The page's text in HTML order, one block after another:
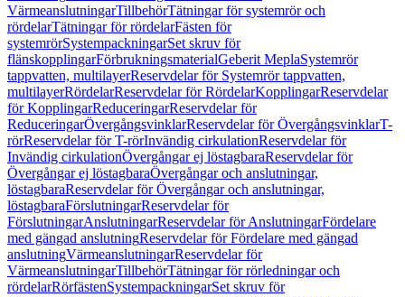
VärmeanslutningarTillbehörTätningar för systemrör och
rördelarTätningar för rördelarFästen för
systemrörSystempackningarSet skruv för
flänskopplingarFörbrukningsmaterialGeberit MeplaSystemrör
tappvatten, multilayerReservdelar för Systemrör tappvatten,
multilayerRördelarReservdelar för RördelarKopplingarReservdelar
för KopplingarReduceringarReservdelar för
ReduceringarÖvergångsvinklarReservdelar för ÖvergångsvinklarT-
rörReservdelar för T-rörInvändig cirkulationReservdelar för
Invändig cirkulationÖvergångar ej löstagbaraReservdelar för
Övergångar ej löstagbaraÖvergångar och anslutningar,
löstagbaraReservdelar för Övergångar och anslutningar,
löstagbaraFörslutningarReservdelar för
FörslutningarAnslutningarReservdelar för AnslutningarFördelare
med gängad anslutningReservdelar för Fördelare med gängad
anslutningVärmeanslutningarReservdelar för
VärmeanslutningarTillbehörTätningar för rörledningar och
rördelarRörfästenSystempackningarSet skruv för